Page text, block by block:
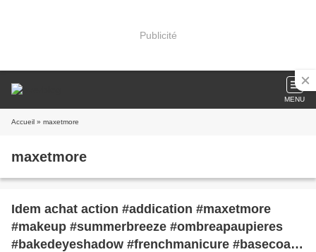
Publicité
MENU
Accueil » maxetmore
maxetmore
Idem achat action #addication #maxetmore
#makeup #summerbreeze #ombreapaupieres
#bakedeyeshadow #frenchmanicure #basecoat